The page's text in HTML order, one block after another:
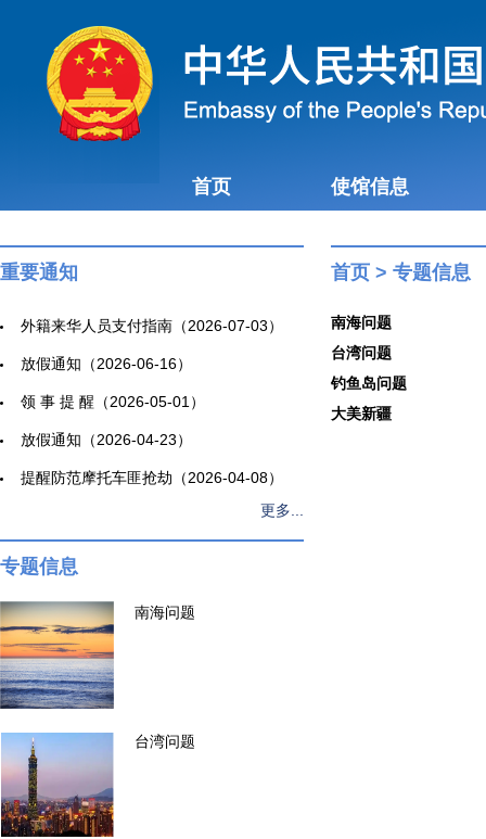
首页 使馆信息
重要通知
外籍来华人员支付指南（2026-07-03）
放假通知（2026-06-16）
领 事 提 醒（2026-05-01）
放假通知（2026-04-23）
提醒防范摩托车匪抢劫（2026-04-08）
更多...
专题信息
南海问题
台湾问题
首页 > 专题信息
南海问题
台湾问题
钓鱼岛问题
大美新疆